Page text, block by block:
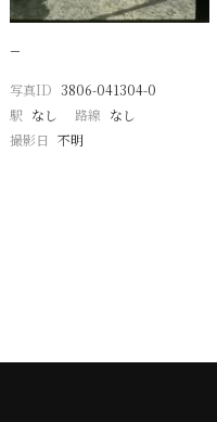
−
写真ID 3806-041304-0
駅 なし 路線 なし
撮影日 不明